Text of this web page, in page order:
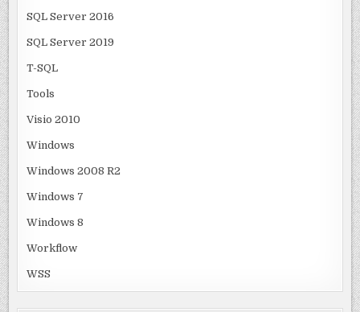
SQL Server 2016
SQL Server 2019
T-SQL
Tools
Visio 2010
Windows
Windows 2008 R2
Windows 7
Windows 8
Workflow
WSS